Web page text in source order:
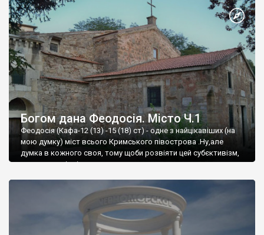
Богом дана Феодосія. Місто Ч.1
Феодосія (Кафа-12 (13) -15 (18) ст) - одне з найцікавіших (на
мою думку) міст всього Кримського півострова .Ну,але
думка в кожного своя, тому щоби розвіяти цей субєктивізм,
запрошую відвідати це